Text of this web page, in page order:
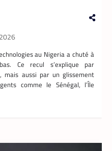
au Nigeria a chuté à
Ce recul s’explique par
mais aussi par un glissement
comme le Sénégal, l’Île
: PayPal abat